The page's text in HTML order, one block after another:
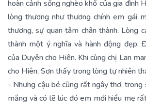
hoàn cảnh sống nghèo khổ của gia đình
lòng thương như thương chính em gái
thương, sự quan tâm chân thành. Lòng
thành một ý nghĩa và hành động đẹp:
của Duyên cho Hiên. Khi cùng chị Lan
cho Hiên, Sơn thấy trong lòng tự nhiên
- Nhưng cậu bé cũng rất ngây thơ, trong
mắng và có lẽ lúc đó em mới hiểu mẹ